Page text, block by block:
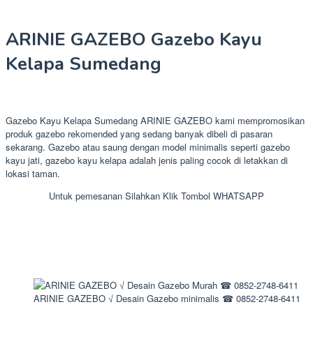
ARINIE GAZEBO Gazebo Kayu
Kelapa Sumedang
Gazebo Kayu Kelapa Sumedang ARINIE GAZEBO kami mempromosikan
produk gazebo rekomended yang sedang banyak dibeli di pasaran
sekarang. Gazebo atau saung dengan model minimalis seperti gazebo
kayu jati, gazebo kayu kelapa adalah jenis paling cocok di letakkan di
lokasi taman.
Untuk pemesanan Silahkan Klik Tombol WHATSAPP
ARINIE GAZEBO √ Desain Gazebo minimalis ☎ 0852-2748-6411